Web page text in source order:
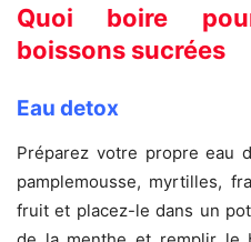
Quoi boire
boissons sucrées
Eau detox
Préparez votre propre eau
pamplemousse, myrtilles,
fruit et placez-le dans un